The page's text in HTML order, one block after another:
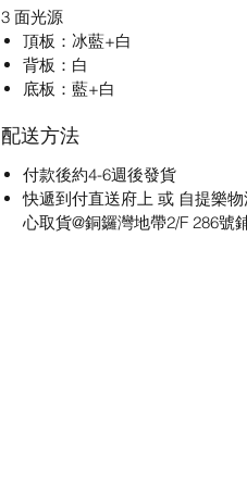
3 面光源
頂板：冰藍+白
背板：白
底板：藍+白
配送方法
付款後約4-6週後發貨
快遞到付直送府上 或 自提樂
心取貨@銅鑼灣地帶2/F 286號